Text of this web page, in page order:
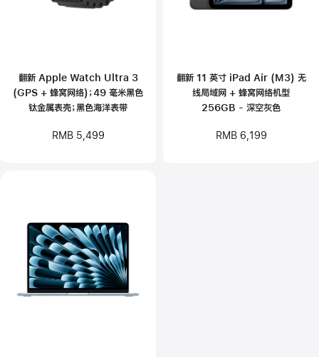
翻新 Apple Watch Ultra 3
(GPS + 蜂窝网络)；49 毫米黑色
钛金属表壳；黑色海洋表带
RMB 5,499
翻新 11 英寸 iPad Air (M3) 无
线局域网 + 蜂窝网络机型
256GB - 深空灰色
RMB 6,199